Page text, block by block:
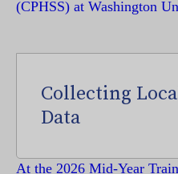
(CPHSS) at Washington
Collecting
Data
At the 2026 Mid-Year